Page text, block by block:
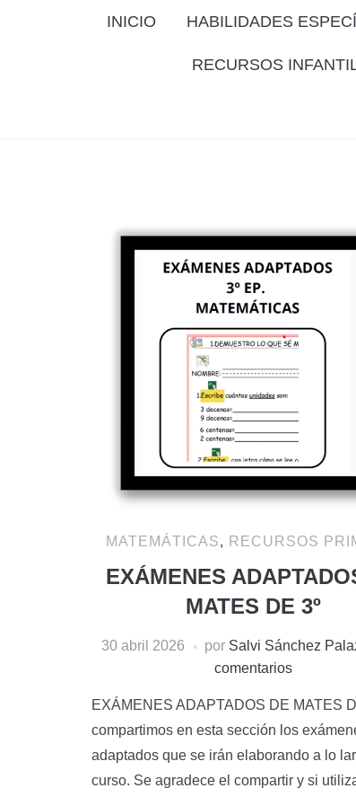
INICIO HABILIDADES
RECURSOS
MATEMÁTICAS, RECURSOS
EXÁMENES
MATES DE 3º
30 abril 2026 por Salvi Sánchez
comentarios
EXÁMENES ADAPTADOS DE MATES
compartimos en esta sección los
adaptados que se irán elaborando a lo
curso. Se agradece el compartir y si